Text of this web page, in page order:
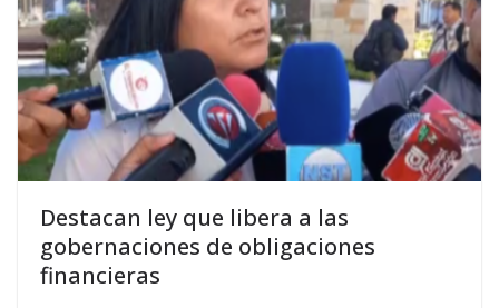
Destacan ley que libera a las
gobernaciones de obligaciones
financieras